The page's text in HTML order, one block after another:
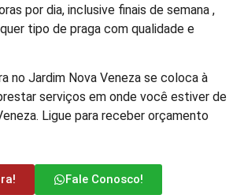
por dia, inclusive finais de semana ,
tipo de praga com qualidade e
no Jardim Nova Veneza se coloca à
serviços em onde você estiver de
Ligue para receber orçamento
Fale Conosco!